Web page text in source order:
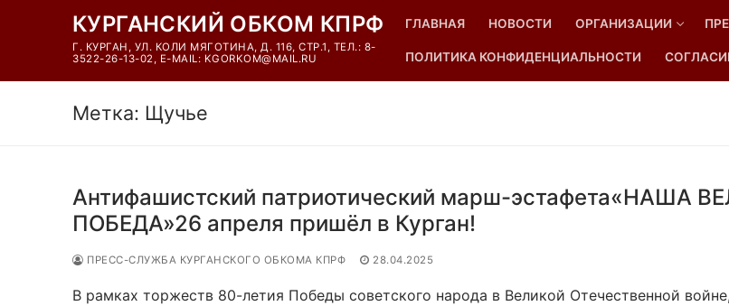
содержимому
КУРГАНСКИЙ ОБКОМ КПРФ
Г. КУРГАН, УЛ. КОЛИ МЯГОТИНА, Д. 116, СТР.1, ТЕЛ.: 8-
3522-26-13-02, E-MAIL: KGORKOM@MAIL.RU
ГЛАВНАЯ НОВОСТИ ОРГАНИЗАЦИИ
ПОЛИТИКА КОНФИДЕНЦИАЛЬНОСТИ
Метка: Щучье
Антифашистский патриотический марш-эстафета«НАША
ПОБЕДА»26 апреля пришёл в Курган!
ПРЕСС-СЛУЖБА КУРГАНСКОГО ОБКОМА КПРФ 28.04.2025
В рамках торжеств 80-летия Победы советского народа в Великой Отечественной